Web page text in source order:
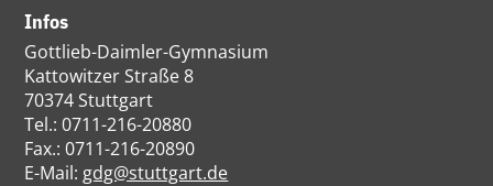
Infos
Gottlieb-Daimler-Gymnasium
Kattowitzer Straße 8
70374 Stuttgart
Tel.: 0711-216-20880
Fax.: 0711-216-20890
E-Mail: gdg@stuttgart.de